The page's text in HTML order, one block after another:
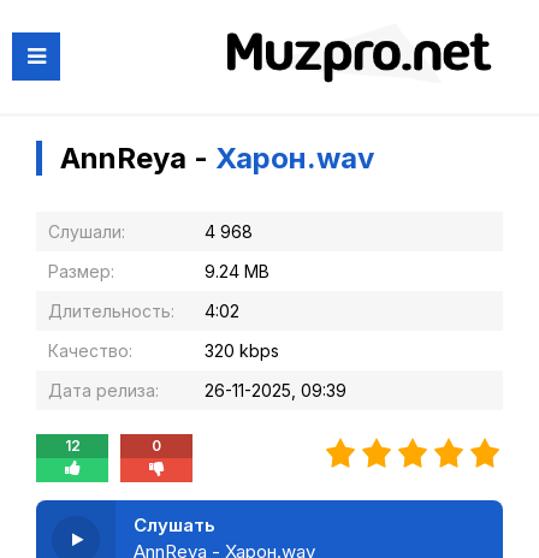
AnnReya - Харон.wav
Слушали:
4 968
Размер:
9.24 MB
Длительность:
4:02
Качество:
320 kbps
Дата релиза:
26-11-2025, 09:39
12 0
Слушать
AnnReya - Харон.wav